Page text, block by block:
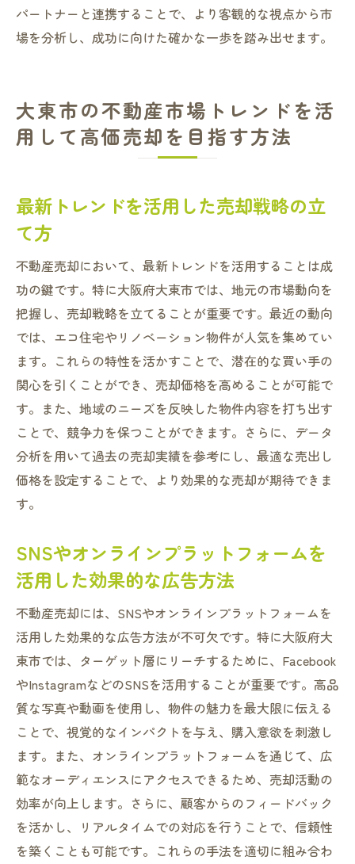
パートナーと連携することで、より客観的な視点から市
場を分析し、成功に向けた確かな一歩を踏み出せます。
大東市の不動産市場トレンドを活
用して高価売却を目指す方法
最新トレンドを活用した売却戦略の立
て方
不動産売却において、最新トレンドを活用することは成
功の鍵です。特に大阪府大東市では、地元の市場動向を
把握し、売却戦略を立てることが重要です。最近の動向
では、エコ住宅やリノベーション物件が人気を集めてい
ます。これらの特性を活かすことで、潜在的な買い手の
関心を引くことができ、売却価格を高めることが可能で
す。また、地域のニーズを反映した物件内容を打ち出す
ことで、競争力を保つことができます。さらに、データ
分析を用いて過去の売却実績を参考にし、最適な売出し
価格を設定することで、より効果的な売却が期待できま
す。
SNSやオンラインプラットフォームを
活用した効果的な広告方法
不動産売却には、SNSやオンラインプラットフォームを
活用した効果的な広告方法が不可欠です。特に大阪府大
東市では、ターゲット層にリーチするために、Facebook
やInstagramなどのSNSを活用することが重要です。高品
質な写真や動画を使用し、物件の魅力を最大限に伝える
ことで、視覚的なインパクトを与え、購入意欲を刺激し
ます。また、オンラインプラットフォームを通じて、広
範なオーディエンスにアクセスできるため、売却活動の
効率が向上します。さらに、顧客からのフィードバック
を活かし、リアルタイムでの対応を行うことで、信頼性
を築くことも可能です。これらの手法を適切に組み合わ